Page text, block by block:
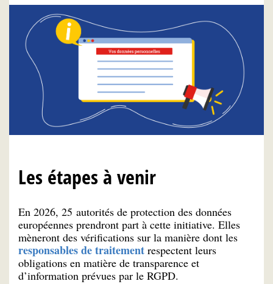
Les étapes à venir
En 2026, 25 autorités de protection des données
européennes prendront part à cette initiative. Elles
mèneront des vérifications sur la manière dont les
responsables de traitement respectent leurs
obligations en matière de transparence et
d’information prévues par le RGPD.